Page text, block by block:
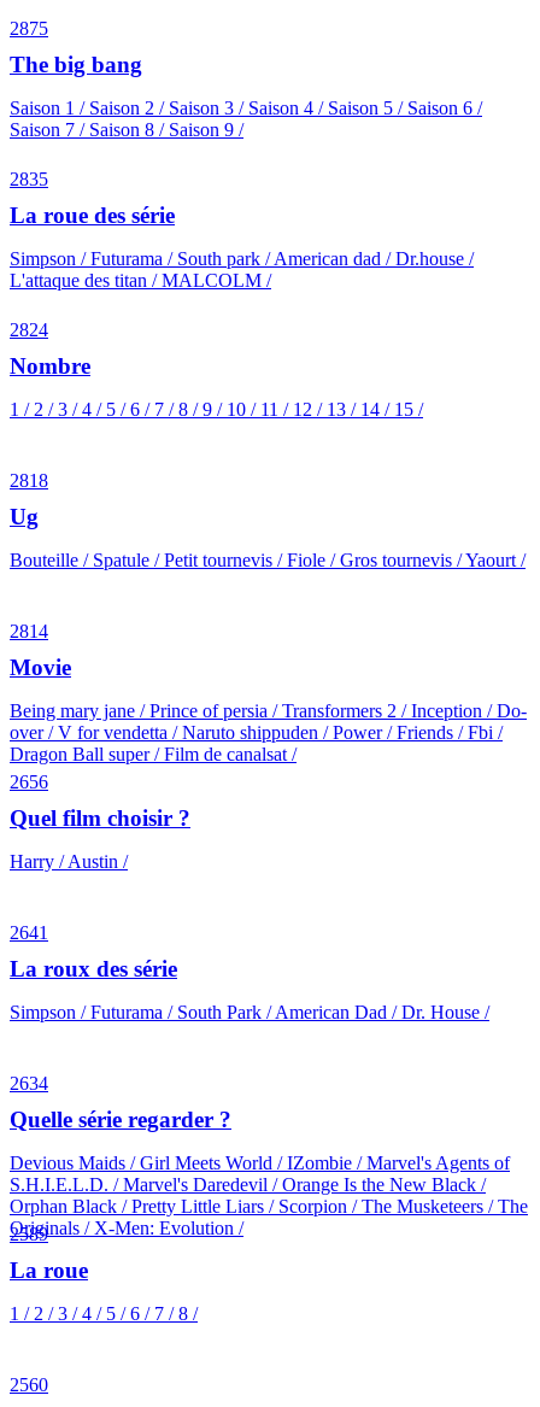
2875
The big bang
Saison 1 / Saison 2 / Saison 3 / Saison 4 / Saison 5 / Saison 6 /
Saison 7 / Saison 8 / Saison 9 /
2835
La roue des série
Simpson / Futurama / South park / American dad / Dr.house /
L'attaque des titan / MALCOLM /
2824
Nombre
1 / 2 / 3 / 4 / 5 / 6 / 7 / 8 / 9 / 10 / 11 / 12 / 13 / 14 / 15 /
2818
Ug
Bouteille / Spatule / Petit tournevis / Fiole / Gros tournevis / Yaourt /
2814
Movie
Being mary jane / Prince of persia / Transformers 2 / Inception / Do-
over / V for vendetta / Naruto shippuden / Power / Friends / Fbi /
Dragon Ball super / Film de canalsat /
2656
Quel film choisir ?
Harry / Austin /
2641
La roux des série
Simpson / Futurama / South Park / American Dad / Dr. House /
2634
Quelle série regarder ?
Devious Maids / Girl Meets World / IZombie / Marvel's Agents of
S.H.I.E.L.D. / Marvel's Daredevil / Orange Is the New Black /
Orphan Black / Pretty Little Liars / Scorpion / The Musketeers / The
Originals / X-Men: Evolution /
2589
La roue
1 / 2 / 3 / 4 / 5 / 6 / 7 / 8 /
2560